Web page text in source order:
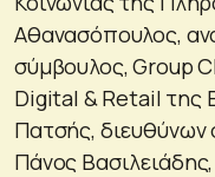
Αθανασόπουλος,
σύμβουλος, Group
Digital & Retail της
Πατσής, διευθύνων
Πάνος